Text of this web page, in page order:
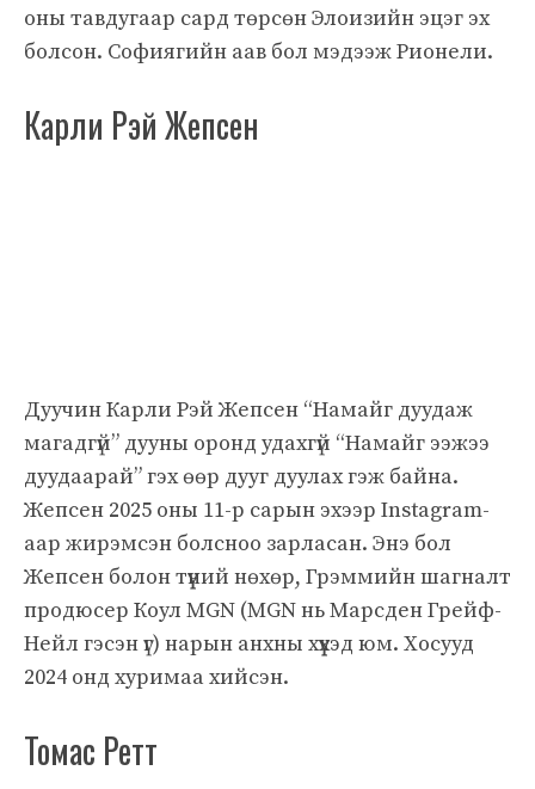
оны тавдугаар сард төрсөн Элоизийн эцэг эх
болсон. Софиягийн аав бол мэдээж Рионели.
Карли Рэй Жепсен
Дуучин Карли Рэй Жепсен “Намайг дуудаж
магадгүй” дууны оронд удахгүй “Намайг ээжээ
дуудаарай” гэх өөр дууг дуулах гэж байна.
Жепсен 2025 оны 11-р сарын эхээр Instagram-
аар жирэмсэн болсноо зарласан. Энэ бол
Жепсен болон түүний нөхөр, Грэммийн шагналт
продюсер Коул MGN (MGN нь Марсден Грейф-
Нейл гэсэн үг) нарын анхны хүүхэд юм. Хосууд
2024 онд хуримаа хийсэн.
Томас Ретт